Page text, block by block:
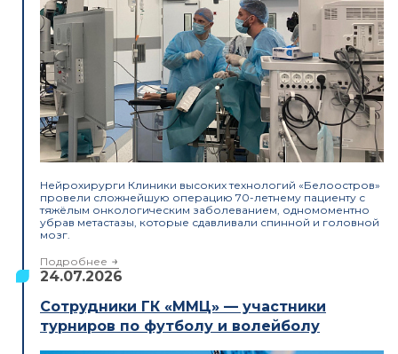
Нейрохирурги Клиники высоких технологий «Белоостров»
провели сложнейшую операцию 70-летнему пациенту с
тяжёлым онкологическим заболеванием, одномоментно
убрав метастазы, которые сдавливали спинной и головной
мозг.
Подробнее
24.07.2026
Сотрудники ГК «ММЦ» — участники
турниров по футболу и волейболу